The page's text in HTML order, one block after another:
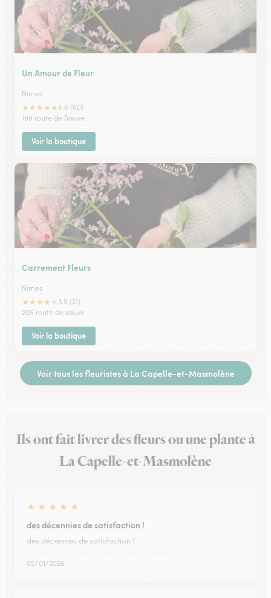
Un Amour de Fleur
Nimes
★★★★★4.6 (60)
199 route de Sauve
Voir la boutique
Carrement Fleurs
Nimes
★★★★
3.9 (21)
205 route de sauve
Voir la boutique
Voir tous les fleuristes à La Capelle-et-Masmolène
Ils ont fait livrer des fleurs ou une plante à
La Capelle-et-Masmolène
★ ★ ★ ★ ★
des décennies de satisfaction !
des décennies de satisfaction !
05/01/2026